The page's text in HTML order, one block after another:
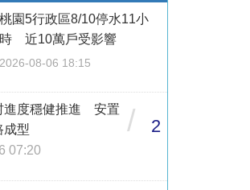
桃園5行政區8/10停水11小
時 近10萬戶受影響
2026-08-06 18:15
進度穩健推進 安置
成型
07:20
/ 2